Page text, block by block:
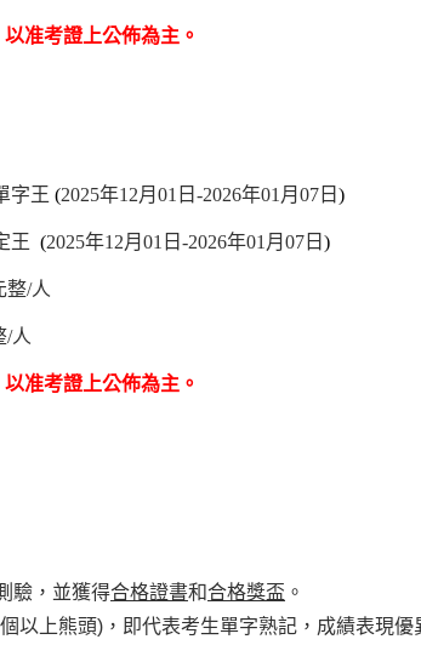
准考證上公佈為主。
字王 (2025年12月01日-2026年01月07日 )
王 (2025年12月01日-2026年01月07日 )
整/人
/人
准考證上公佈為主。
驗，並獲得合格證書和合格獎盃 。
以上熊頭)，即代表考生單字熟記，成績表現優